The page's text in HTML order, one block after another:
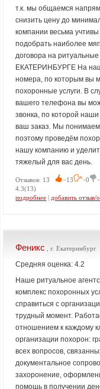
т.к. мы общаемся
снизить цену до
компании весьма
подобрать наиболее
договора на
ЕКАТЕРИНБУРГЕ На
номера, по которым вы
похоронные услуги. В
вашего телефона вы
звонка, по которой
ваш заказ. Мы понимаем
поэтому проведём
нашу компанию и
тяжелый для вас день.
Отзывов: 13 −13 −0
4.3(13)
подробнее | добавить отзыв/
Феникс , г. Екатеринбург
Средняя оценка: 4.2
Наше ритуальное
комплекс похоронных
справиться с
трудный момент.
отношением к каждому
организации похорон:
всех вопросов,
документальное
захоронение,
помощь в получении